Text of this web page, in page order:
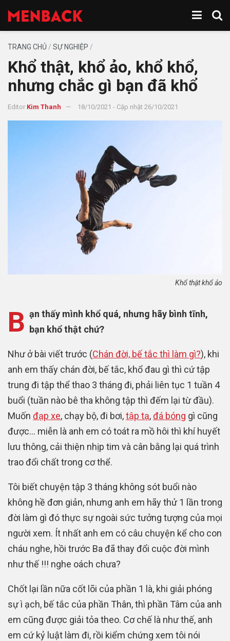
TRANG CHỦ / SỰ NGHIỆP /
Khổ thật, khổ ảo, khổ khổ,
nhưng chắc gì bạn đã khổ
Editor Kim Thanh 18/10/2021 - Cập nhật 26/10/2021
Khổ thật khổ ảo
B ạn thấy mình khổ quá, nhưng hãy bình tĩnh,
bạn khổ thật chứ?
Như ở bài viết trước (Chán đời, bế tắc thì làm gì?), khi
anh em thấy chán đời, bế tắc, khổ đau gì thì cứ tập
trung đi tập thể thao 3 tháng đi, phải liên tục 1 tuần 4
buổi (tuần nào bê tha không tập thì đếm lại từ đầu).
Muốn đạp xe, chạy bộ, đi bơi,tập tạ,đá bóng gì cũng
được… miễn là anh em có toát ra mồ hôi thì khí huyết
lưu thông, cải thiện nhịp tim và cân bằng lại quá trình
trao đổi chất trong cơ thể.
Tôi biết chuyện tập 3 tháng không sót buổi nào
không hề đơn giản, nhưng anh em hãy thử 1 lần trong
đời làm gì đó thực sự ngoài sức tưởng tượng của mọi
người xem. Ít nhất anh em có câu chuyện kể cho con
cháu nghe, hồi trước Ba đã thay đổi cuộc đời mình
như thế !!! nghe oách chưa?
Chốt lại lần nữa cốt lõi của phần 1 là, khi giải phóng
sự ì ạch, bế tắc của phần Thân, thì phần Tâm của anh
em cũng được giải tỏa theo. Cơ chế là như thế, anh
em cứ kỷ luật làm đi, rồi kiểm chứng xem tôi nói